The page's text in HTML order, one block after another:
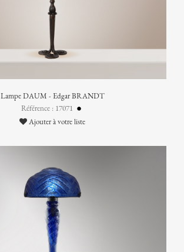
Lampe DAUM - Edgar BRANDT
Référence : 17071
Ajouter à votre liste